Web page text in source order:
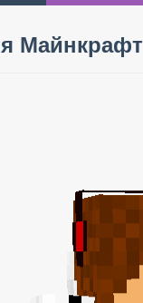
Майнкрафт